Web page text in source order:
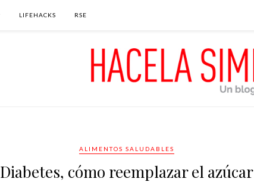
LIFEHACKS RSE
ALIMENTOS SALUDABLES
Diabetes, cómo reemplazar el azúcar